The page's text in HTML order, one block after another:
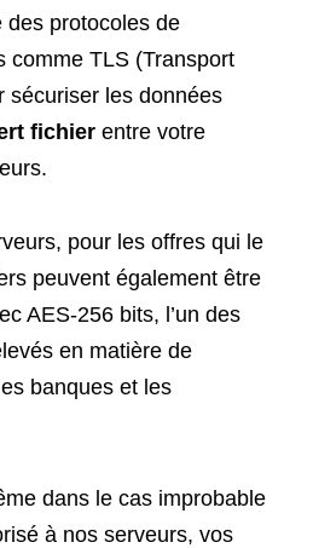
protocoles de
comme TLS (Transport
sécuriser les données
fichierentre votre
pour les offres qui le
peuvent également être
AES-256 bits, l’un des
en matière de
banques et les
dans le cas improbable
à nos serveurs, vos